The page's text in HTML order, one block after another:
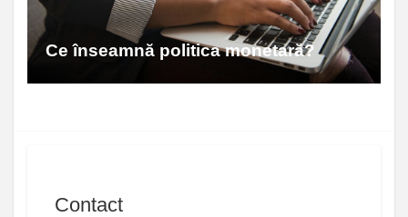
Ce înseamnă politica monetară?
Contact